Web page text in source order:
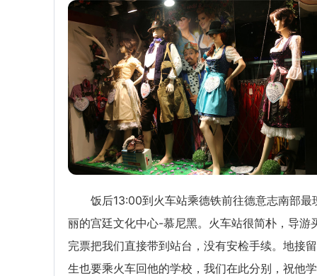
饭后13:00到火车站乘德铁前往德意志南部最
丽的宫廷文化中心-慕尼黑。火车站很简朴，导游
完票把我们直接带到站台，没有安检手续。地接
生也要乘火车回他的学校，我们在此分别，祝他